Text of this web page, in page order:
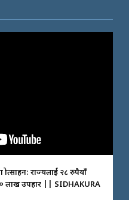
प्रोत्साहन: राज्यलाई २८ रुपैयाँ
१० लाख उपहार || SIDHAKURA